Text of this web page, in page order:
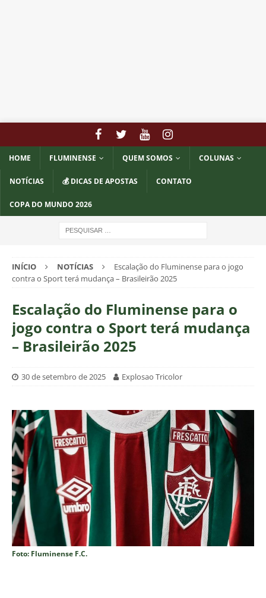
HOME FLUMINENSE QUEM SOMOS COLUNAS
NOTÍCIAS 💰 DICAS DE APOSTAS CONTATO
COPA DO MUNDO 2026
INÍCIO NOTÍCIAS
Escalação do Fluminense para o jogo
contra o Sport terá mudança – Brasileirão 2025
Escalação do Fluminense para o
jogo contra o Sport terá mudança
– Brasileirão 2025
30 de setembro de 2025 Explosao Tricolor
Foto: Fluminense F.C.